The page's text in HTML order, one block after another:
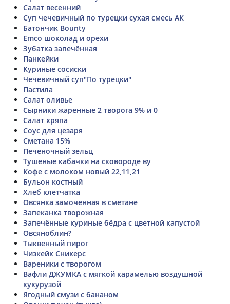
Салат весенний
Суп чечевичный по турецки сухая смесь АК
Батончик Bounty
Emco шоколад и орехи
Зубатка запечённая
Панкейки
Куриные сосиски
Чечевичный суп"По турецки"
Пастила
Салат оливье
Сырники жаренные 2 творога 9% и 0
Салат хряпа
Соус для цезаря
Сметана 15%
Печеночный зельц
Тушеные кабачки на сковороде ву
Кофе с молоком новый 22,11,21
Бульон костный
Хлеб клетчатка
Овсянка замоченная в сметане
Запеканка творожная
Запечённые куриные бёдра с цветной капустой
Овсяноблин?
Тыквенный пирог
Чизкейк Сникерс
Вареники с творогом
Вафли ДЖУМКА с мягкой карамелью воздушной
кукурузой
Ягодный смузи с бананом